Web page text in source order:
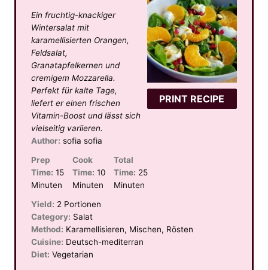
PRINT RECIPE
Ein fruchtig-knackiger
Wintersalat mit
karamellisierten Orangen,
Feldsalat,
Granatapfelkernen und
cremigem Mozzarella.
Perfekt für kalte Tage,
liefert er einen frischen
Vitamin-Boost und lässt sich
vielseitig variieren.
Author: sofia sofia
Prep
Time: 15
Minuten
Cook
Time: 10
Minuten
Total
Time: 25
Minuten
Yield: 2 Portionen
Category: Salat
Method: Karamellisieren, Mischen, Rösten
Cuisine: Deutsch-mediterran
Diet: Vegetarian